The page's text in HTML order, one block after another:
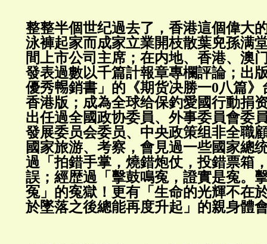
整整半個世纪過去了，香港這個偉大
泳褲起家而成家立業開枝散葉𠒇孫满
間上市公司主席；在内地、香港、澳
發表過數以千篇計報章專欄評論；出
優秀𣈱銷書」的《期货决勝一0八篇
香港版；成為全球给保釣愛國行動捐
出任過全國政协委員、外事委員會委
發展委员会委员、中央政策组非全職
國家旅游、考察，會見過一些國家
過「拍錯手掌，燒錯炮仗，投錯票箱
誤；經歴過「擊鼓鳴寃，證實是寃。
冤」的寃獄！更有「生命的光輝不在
於墜落之後總能再度升起」